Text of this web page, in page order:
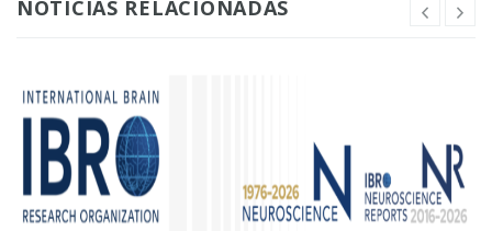
NOTICIAS RELACIONADAS